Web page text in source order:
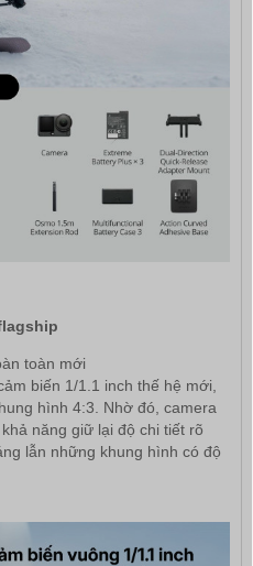
toàn mới
biến 1/1.1 inch thế hệ mới,
hình 4:3. Nhờ đó, camera
năng giữ lại độ chi tiết rõ
lẫn những khung hình có độ